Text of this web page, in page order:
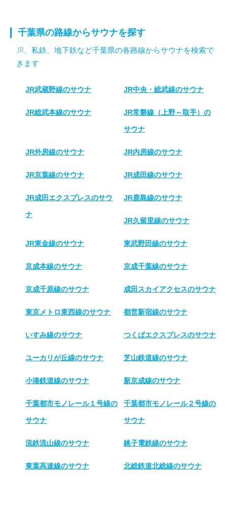
千葉県の路線からサウナを探す
JR、私鉄、地下鉄など千葉県の各路線からサウナを検索で
きます
JR武蔵野線のサウナ JR中央・総武線のサウナ
JR総武本線のサウナ JR常磐線（上野～取手）の
サウナ
JR外房線のサウナ JR内房線のサウナ
JR京葉線のサウナ JR成田線のサウナ
JR成田エクスプレスのサウ
ナ
JR鹿島線のサウナ
JR久留里線のサウナ
JR東金線のサウナ 東武野田線のサウナ
京成本線のサウナ 京成千葉線のサウナ
京成千原線のサウナ 成田スカイアクセスのサウナ
東京メトロ東西線のサウナ 都営新宿線のサウナ
いすみ線のサウナ つくばエクスプレスのサウナ
ユーカリが丘線のサウナ 芝山鉄道線のサウナ
小湊鉄道線のサウナ 新京成線のサウナ
千葉都市モノレール１号線の
サウナ
千葉都市モノレール２号線の
サウナ
流鉄流山線のサウナ 銚子電鉄線のサウナ
東葉高速線のサウナ 北総鉄道北総線のサウナ